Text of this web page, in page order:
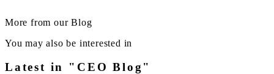
More from our Blog
You may also be interested in
Latest in "CEO Blog"